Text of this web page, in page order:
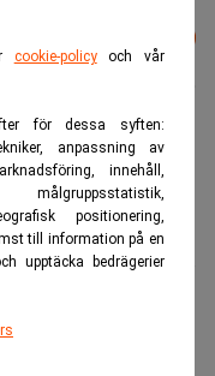
cookie-policyoch vår
för dessa syften:
anpassning av
innehåll,
positionering,
till information på en
upptäcka bedrägerier